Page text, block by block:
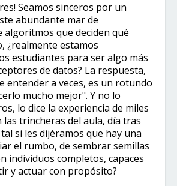
Seamos sinceros por un
abundante mar de
algoritmos que deciden qué
¿realmente estamos
estudiantes para ser algo más
de datos? La respuesta,
entender a veces, es un rotundo
mucho mejor". Y no lo
lo dice la experiencia de miles
las trincheras del aula, día tras
si les dijéramos que hay una
el rumbo, de sembrar semillas
individuos completos, capaces
y actuar con propósito?